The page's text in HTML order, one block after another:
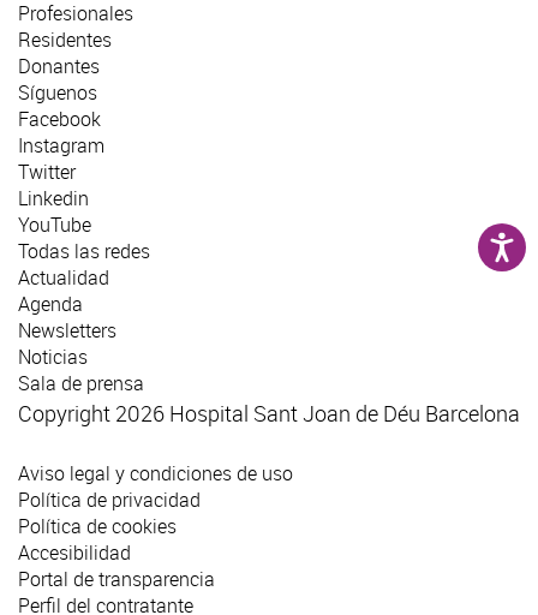
Profesionales
Residentes
Donantes
Síguenos
Facebook
Instagram
Twitter
Linkedin
YouTube
Todas las redes
Actualidad
Agenda
Newsletters
Noticias
Sala de prensa
Copyright 2026 Hospital Sant Joan de Déu Barcelona
Aviso legal y condiciones de uso
Política de privacidad
Política de cookies
Accesibilidad
Portal de transparencia
Perfil del contratante